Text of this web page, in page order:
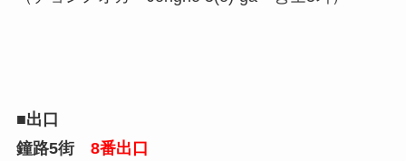
■出口
鐘路5街 8番出口